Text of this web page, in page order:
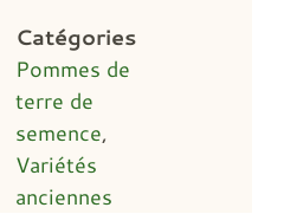
Catégories
Pommes de
terre de
semence,
Variétés
anciennes